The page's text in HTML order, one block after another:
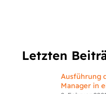
Letzten
Ausführung
Manager in